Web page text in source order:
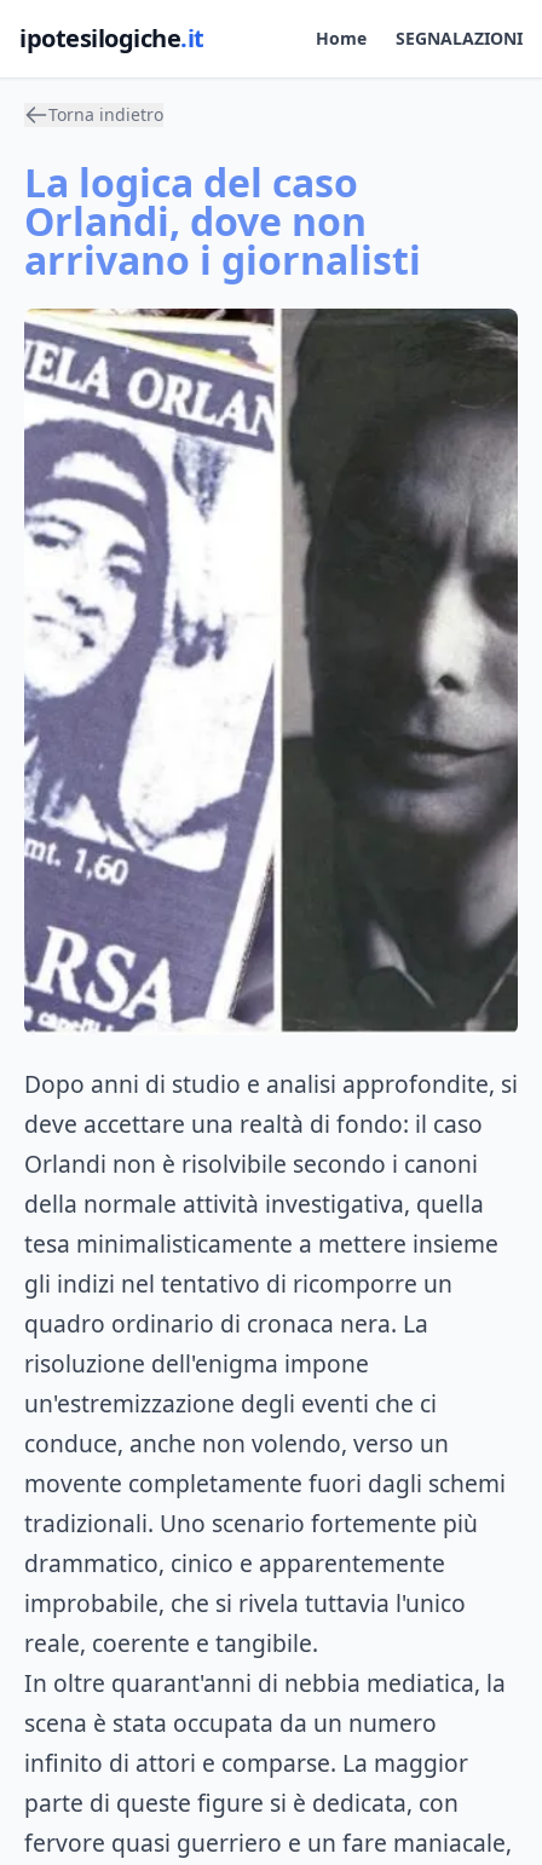
ipotesilogiche.it Home SEGNALAZIONI
Torna indietro
La logica del caso
Orlandi, dove non
arrivano i giornalisti
Dopo anni di studio e analisi approfondite, si
deve accettare una realtà di fondo: il caso
Orlandi non è risolvibile secondo i canoni
della normale attività investigativa, quella
tesa minimalisticamente a mettere insieme
gli indizi nel tentativo di ricomporre un
quadro ordinario di cronaca nera. La
risoluzione dell'enigma impone
un'estremizzazione degli eventi che ci
conduce, anche non volendo, verso un
movente completamente fuori dagli schemi
tradizionali. Uno scenario fortemente più
drammatico, cinico e apparentemente
improbabile, che si rivela tuttavia l'unico
reale, coerente e tangibile.
In oltre quarant'anni di nebbia mediatica, la
scena è stata occupata da un numero
infinito di attori e comparse. La maggior
parte di queste figure si è dedicata, con
fervore quasi guerriero e un fare maniacale,